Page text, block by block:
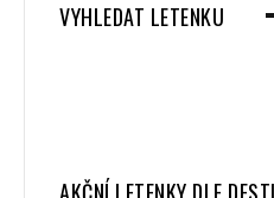
VYHLEDAT LETENKU